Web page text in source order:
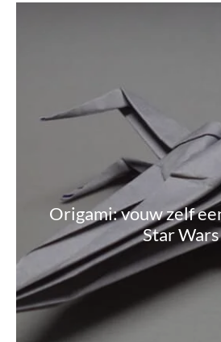
Origami: vouw zelf
Star Wars